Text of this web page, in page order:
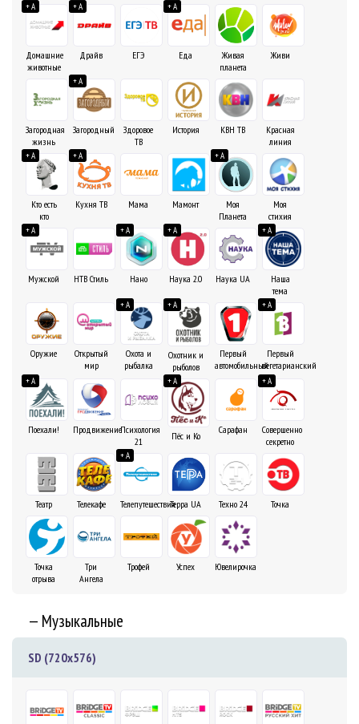
+ A
Домашние
животные
+ A
Драйв ЕГЭ
+ A
Еда
Живая
планета
Живи
Загородная
жизнь
+ A
Загородный
Здоровое
ТВ
История КВН ТВ
Красная
линия
+ A
Кто есть
кто
+ A
Кухня ТВ Мама Мамонт
+ A
Моя
Планета
Моя
стихия
+ A
Мужской НТВ Стиль
+ A
Нано
+ A
Наука 2.0 Наука UA
+ A
Наша
тема
Оружие
Открытый
мир
+ A
Охота и
рыбалка
+ A
Охотник и
рыболов
Первый
автомобильный
+ A
Первый
вегетарианский
+ A
Поехали! ПродвижениеПсихология
21
+ A
Пёс и Ко
Сарафан
+ A
Совершенно
секретно
Театр Телекафе
+ A
ТелепутешествияТерра UA Техно 24 Точка
Точка
отрыва
Три
Ангела
Трофей Успех Ювелирочка
— Музыкальные
SD (720x576)